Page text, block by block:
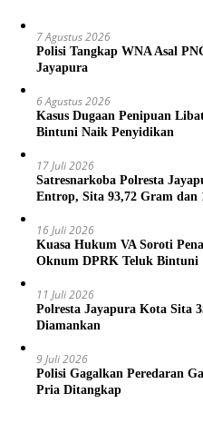
7 Agustus 2026
Polisi Tangkap WNA Asal
Jayapura
6 Agustus 2026
Kasus Dugaan Penipuan
Bintuni Naik Penyidikan
17 Juli 2026
Satresnarkoba Polresta
Entrop, Sita 93,72 Gram dan
16 Juli 2026
Kuasa Hukum VA Soroti
Oknum DPRK Teluk Bintuni
11 Juli 2026
Polresta Jayapura Kota Sita
Diamankan
9 Juli 2026
Polisi Gagalkan Peredaran
Pria Ditangkap